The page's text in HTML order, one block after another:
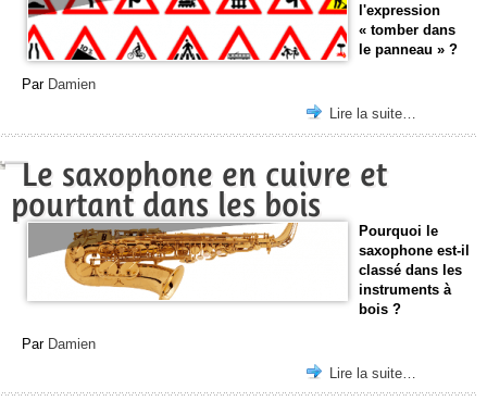
l'expression
« tomber dans
le panneau » ?
Par Damien
Lire la suite…
Le saxophone en cuivre et
pourtant dans les bois
Pourquoi le
saxophone est-il
classé dans les
instruments à
bois ?
Par Damien
Lire la suite…